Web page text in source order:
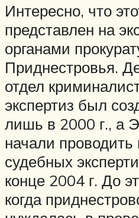
Интересно, что
представлен на
органами
Приднестровья.
отдел
экспертиз был
лишь в 2000 г., а
начали
судебных
конце 2004 г. До
когда